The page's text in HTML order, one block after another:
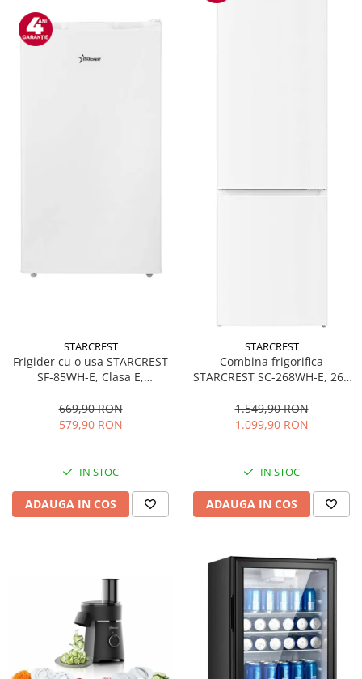
STARCREST
Frigider cu o usa STARCREST
SF-85WH-E, Clasa E,
interioara, Compartiment
gheata, H 82 cm, Alb
669,90 RON
579,90 RON
IN STOC
ADAUGA IN COS
STARCREST
Combina frigorifica
STARCREST SC-268WH-E, 268
Termostat reglabil, Iluminare
LED, Picioare ajustabile, Usi
1.549,90 RON
1.099,90 RON
IN STOC
ADAUGA IN COS